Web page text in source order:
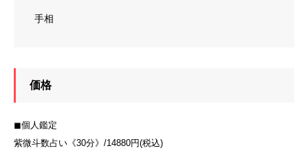
手相
価格
◼︎個人鑑定
紫微斗数占い《30分》/14880円(税込)